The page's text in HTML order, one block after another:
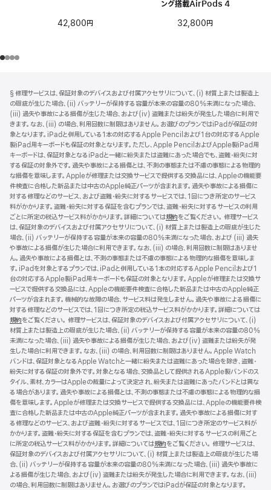
42,800円
ング搭載AirPods 4
32,800円
ッ
タ
ー
注
§ 修理サービスは、保証対象のデバイスおよび付属アクセサリについて、(i) 材質上または製造上
の瑕疵が生じた場合、(ii) バッテリーが保持する容量が本来の容量の80%未満になった場合、
(iii) 過失や事故による損傷が生じた場合、および(iv) 盗難または紛失が発生した場合に利用で
きます。なお、(iii) の場合、利用回数に制限はありません。お選びのプランではiPadが保証の対
象となります。iPadと併用している1本の対応するApple Pencilおよび1台の対応するApple
製iPad用キーボードも保証の対象となります。ただし、Apple PencilおよびApple製iPad用
キーボードは、保証対象となるiPadと一緒に紛失または盗難にあった場合でも、盗難・紛失に対
する保証の対象外です。過失や事故による損傷とは、不測の事態または不慮の事態による物理的
な損傷を意味します。Appleが修理または交換サービスで提供する交換品には、Appleの機能要
件検査に合格した新品または中古のApple純正パーツが含まれます。過失や事故による損傷に
対する修理などのサービス、および盗難・紛失に対するサービスでは、1回につき所定のサービス
料がかかります。盗難・紛失に対する保証を含むプランでは、盗難・紛失に対するサービスの利用
ごとに所定の税込サービス料がかかります。詳細については規約（新
規
ウ
イ
ン
ド
ウ
で
開
き
ま
す）
をご覧ください。 修理サービス
は、保証対象のデバイスおよび付属アクセサリについて、(i) 材質上または製造上の瑕疵が生じた
場合、(ii) バッテリーが保持する容量が本来の容量の80%未満になった場合、および (iii) 過失
や事故による損傷が生じた場合に利用できます。なお、(iii) の場合、利用回数に制限はありませ
ん。過失や事故による損傷とは、不測の事態または不慮の事態による物理的な損傷を意味しま
す。iPadを対象とするプランでは、iPadと併用している1本の対応するApple Pencilおよび1
台の対応するApple製iPad用キーボードも保証の対象となります。Appleが修理または交換サ
ービスで提供する交換品には、Appleの機能要件検査に合格した新品または中古のApple純正
パーツが含まれます。機械的な故障の場合、サービス料は発生しません。過失や事故による損傷に
対する修理などのサービスでは、1回につき所定の税込サービス料がかかります。詳細については
規約（新
規
ウ
イ
ン
ド
ウ
で
開
き
ま
す）
をご覧ください。 修理サービスは、保証対象のデバイスおよび付属アクセサリについて、(i)
材質上または製造上の瑕疵が生じた場合、(ii) バッテリーが保持する容量が本来の容量の80%
未満になった場合、(iii) 過失や事故による損傷が生じた場合、および(iv) 盗難または紛失が発
生した場合に利用できます。なお、(iii) の場合、利用回数に制限はありません。Apple Watch
バンドは、保証対象となるApple Watchと一緒に紛失または盗難にあった場合を除き、盗難・
紛失に対する保証の対象外です。対象となる場合、交換品として提供されるApple製バンドのス
タイル、素材、カラーはAppleの裁量によって決定され、紛失または盗難にあったバンドとは異な
る場合があります。過失や事故による損傷とは、不測の事態または不慮の事態による物理的な損
傷を意味します。Appleが修理または交換サービスで提供する交換品には、Appleの機能要件検
査に合格した新品または中古のApple純正パーツが含まれます。過失や事故による損傷に対す
る修理などのサービス、および盗難・紛失に対するサービスでは、1回につき所定のサービス料が
かかります。盗難・紛失に対する保証を含むプランでは、盗難・紛失に対するサービスの利用ごと
に所定の税込サービス料がかかります。詳細については規約（新
規
ウ
イ
ン
をご覧ください。 修理サービスは、
保証対象のデバイスおよび付属アクセサリについて、(i) 材質上または製造上の瑕疵が生じた場
合、(ii) バッテリーが保持する容量が本来の容量の80%未満になった場合、(iii) 過失や事故に
よる損傷が生じた場合、および(iv) 盗難または紛失が発生した場合に利用できます。なお、(iii)
の場合、利用回数に制限はありません。お選びのプランではiPadが保証の対象となります。